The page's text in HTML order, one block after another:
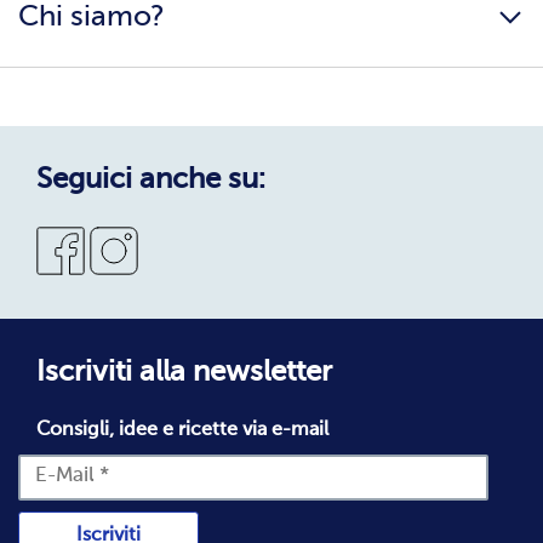
Informazioni e download
Condizioni generali
Cookie Policy
Chi siamo?
Nuovo cliente bofrost*
Seguici anche su:
Iscriviti alla newsletter
Consigli, idee e ricette via e-mail
Iscriviti